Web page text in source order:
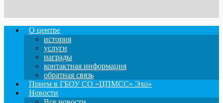
О центре
история
услуги
награды
контактная информация
обратная связь
Прием в ГБОУ СО «ЦПМСС» Эхо»
Новости